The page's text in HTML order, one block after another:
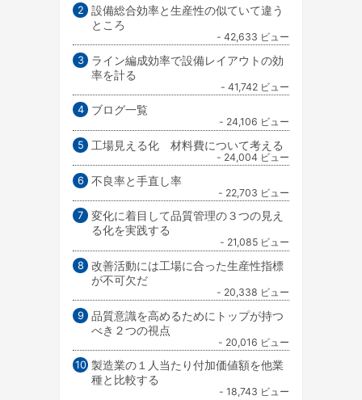
設備総合効率と生産性の似ていて違う
ところ
- 42,633 ビュー
ライン編成効率で設備レイアウトの効
率を計る
- 41,742 ビュー
ブログ一覧
- 24,106 ビュー
工場見える化 材料費について考える
- 24,004 ビュー
不良率と手直し率
- 22,703 ビュー
変化に着目して品質管理の３つの見え
る化を実践する
- 21,085 ビュー
改善活動には工場に合った生産性指標
が不可欠だ
- 20,338 ビュー
品質意識を高めるためにトップが持つ
べき２つの視点
- 20,016 ビュー
製造業の１人当たり付加価値額を他業
種と比較する
- 18,743 ビュー